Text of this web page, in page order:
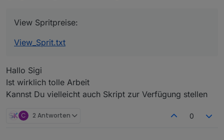
View Spritpreise:
View_Sprit.txt
Hallo Sigi
Ist wirklich tolle Arbeit
Kannst Du vielleicht auch Skript zur Verfügung stellen
C 2 Antworten 0